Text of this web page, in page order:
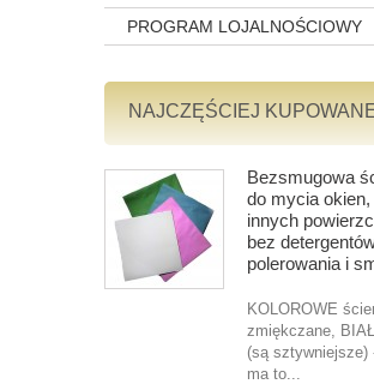
PROGRAM LOJALNOŚCIOWY
NAJCZĘŚCIEJ
Bezsmugowa
do mycia
innych
bez
polerowania i
KOLOROWE
zmiękczane,
(są
ma to...